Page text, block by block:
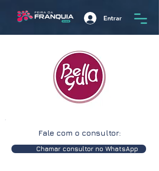
Entrar
Fale com o consultor:
Chamar consultor no WhatsApp